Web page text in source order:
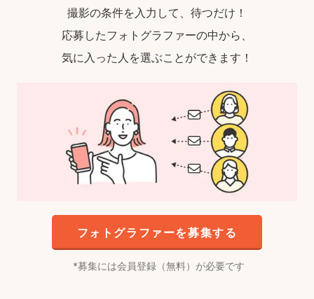
撮影の条件を入力して、待つだけ！
応募したフォトグラファーの中から、
気に入った人を選ぶことができます！
フォトグラファーを募集する
募集には会員登録（無料）が必要です